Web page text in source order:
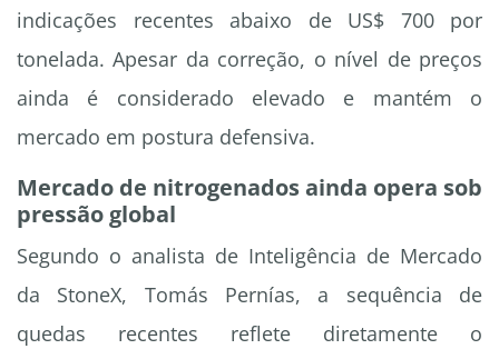
indicações recentes abaixo de US$ 700 por
tonelada. Apesar da correção, o nível de preços
ainda é considerado elevado e mantém o
mercado em postura defensiva.
Mercado de nitrogenados ainda opera sob
pressão global
Segundo o analista de Inteligência de Mercado
da StoneX, Tomás Pernías, a sequência de
quedas recentes reflete diretamente o